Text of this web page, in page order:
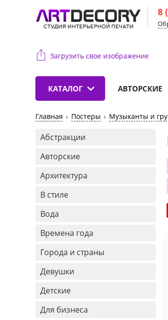
8
Загрузить свое изображение
КАТАЛОГ АВТОРСКИЕ
Главная Постеры Музыканты и
Абстракции
Авторские
Архитектура
В стиле
Вода
Времена года
Города и страны
Девушки
Детские
Для бизнеса